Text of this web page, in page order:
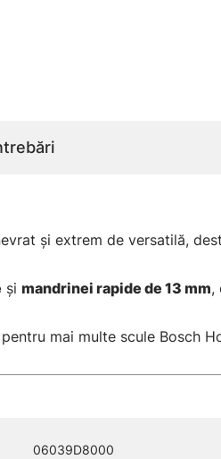
şi extrem de versatilă,
şi mandrinei rapide de 13 mm,
mai multe scule Bosch
06039D8000